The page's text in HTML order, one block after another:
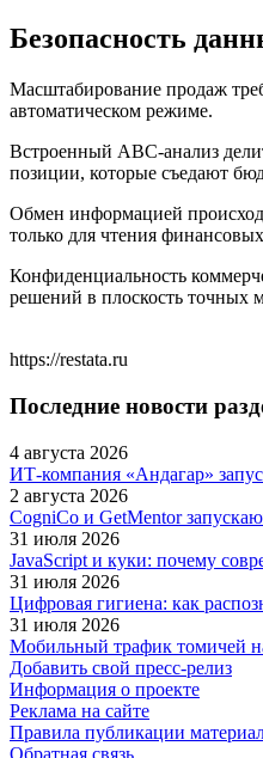
Безопасность
Масштабирование продаж
автоматическом режиме.
Встроенный ABC-анализ
позиции, которые съедают
Обмен информацией
только для чтения
Конфиденциальность
решений в плоскость точных
https://restata.ru
Последние новости
4 августа 2026
ИТ-компания «Андагар»
2 августа 2026
CogniCo и GetMentor
31 июля 2026
JavaScript и куки: почему
31 июля 2026
Цифровая гигиена: как
31 июля 2026
Мобильный трафик томичей
Добавить свой пресс-релиз
Информация о проекте
Реклама на сайте
Правила публикации
Обратная связь